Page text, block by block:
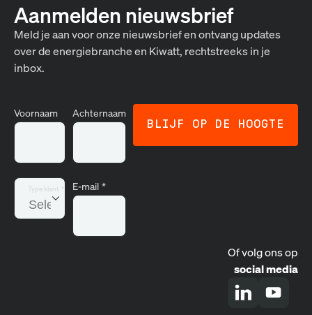
Aanmelden nieuwsbrief
Meld je aan voor onze nieuwsbrief en ontvang updates
over de energiebranche en Kiwatt, rechtstreeks in je
inbox.
Voornaam Achternaam
Type klant * E-mail *
Of volg ons op
social media